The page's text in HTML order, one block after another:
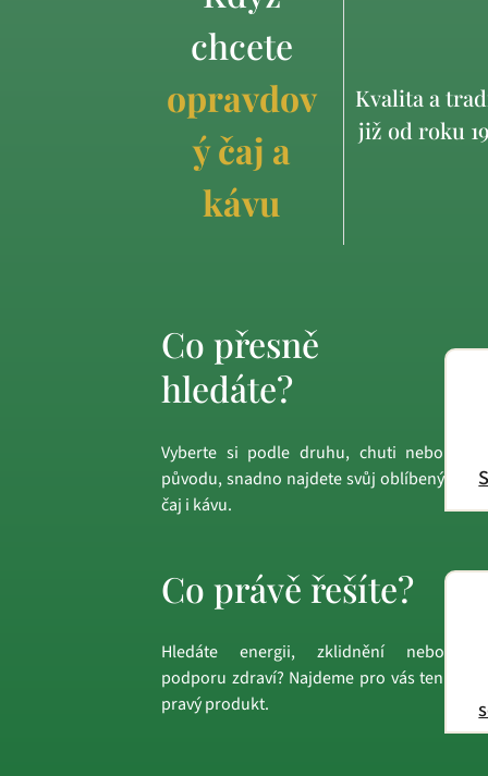
chcete
opravdov
ý čaj a
kávu
Kvalita a
již od roku
Co přesně
hledáte?
Vyberte si podle druhu, chuti nebo
původu, snadno najdete svůj oblíbený
čaj i kávu.
Co právě řešíte?
Hledáte energii, zklidnění nebo
podporu zdraví? Najdeme pro vás ten
pravý produkt.